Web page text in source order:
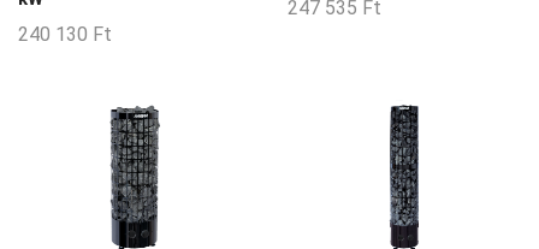
240 130 Ft
247 535 Ft